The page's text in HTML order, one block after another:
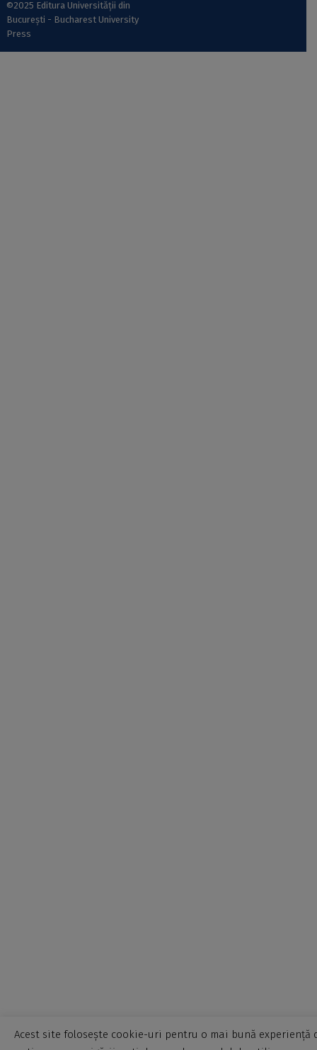
©2025 Editura Universității din
București - Bucharest University
Press
Acest site folosește cookie-uri pentru o mai bună experiență